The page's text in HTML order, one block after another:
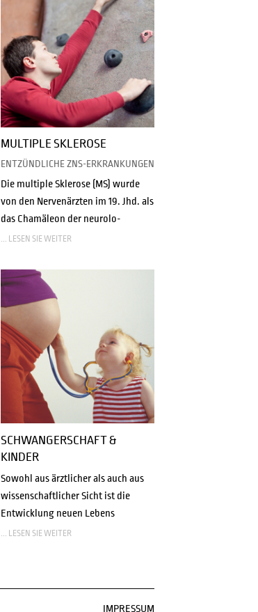
MULTIPLE SKLEROSE
ENTZÜNDLICHE ZNS-ERKRANKUNGEN
Die multiple Sklerose (MS) wurde
von den Nervenärzten im 19. Jhd. als
das Chamäleon der neurolo-
... LESEN SIE WEITER
SCHWANGERSCHAFT &
KINDER
Sowohl aus ärztlicher als auch aus
wissenschaftlicher Sicht ist die
Entwicklung neuen Lebens
... LESEN SIE WEITER
IMPRESSUM